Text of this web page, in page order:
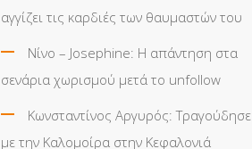
αγγίζει τις καρδιές των θαυμαστών του
Νίνο – Josephine: Η απάντηση στα
σενάρια χωρισμού μετά το unfollow
Κωνσταντίνος Αργυρός: Τραγούδησε
με την Καλομοίρα στην Κεφαλονιά